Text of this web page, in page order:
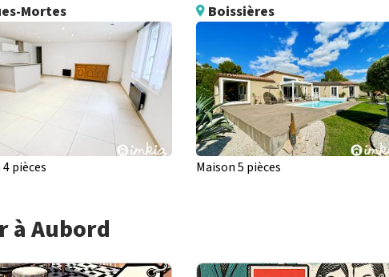
Mortes
pièces
Boissières
Maison 5 pièces
Aubord